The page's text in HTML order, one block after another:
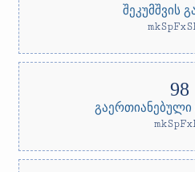
შეკუმშვის
გაერთიანებული